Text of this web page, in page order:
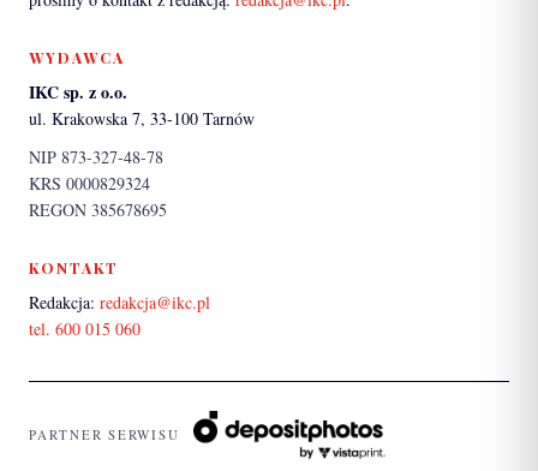
WYDAWCA
IKC sp. z o.o.
ul. Krakowska 7, 33-100 Tarnów
NIP 873-327-48-78
KRS 0000829324
REGON 385678695
KONTAKT
Redakcja: redakcja@ikc.pl
tel. 600 015 060
PARTNER SERWISU